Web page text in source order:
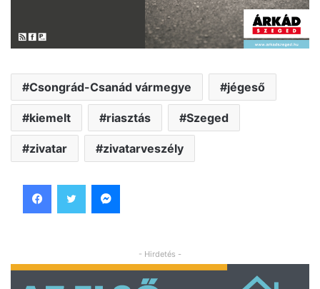
Csongrád-Csanád vármegye jégeső
kiemelt riasztás Szeged
zivatar zivatarveszély
- Hirdetés -